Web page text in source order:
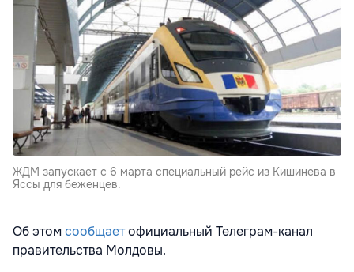
ЖДМ запускает с 6 марта специальный рейс из Кишинева в
Яссы для беженцев.
Об этомсообщаетофициальный Телеграм-канал
правительства Молдовы.